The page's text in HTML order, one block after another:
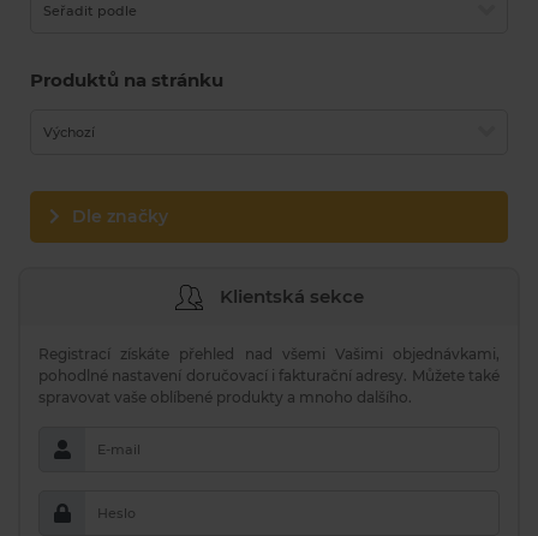
Seřadit podle
Produktů na stránku
Výchozí
Dle značky
Klientská sekce
Registrací získáte přehled nad všemi Vašimi objednávkami,
pohodlné nastavení doručovací i fakturační adresy. Můžete také
spravovat vaše oblíbené produkty a mnoho dalšího.
E-mail
Heslo